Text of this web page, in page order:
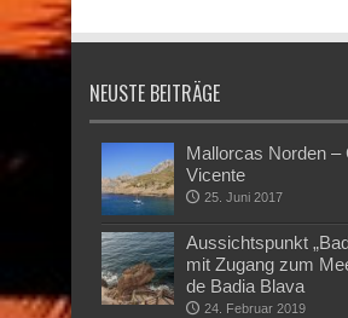
NEUSTE BEITRÄGE
Mallorcas Norden –
Vicente
25. Juni 2017
Aussichtspunkt
mit Zugang zum
de Badia Blava
24. Februar 2019